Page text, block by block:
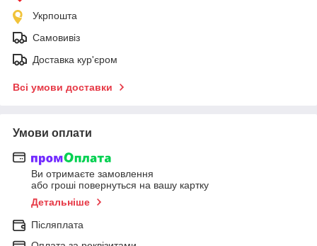
Укрпошта
Самовивіз
Доставка кур'єром
Всі умови доставки
Умови оплати
Ви отримаєте замовлення
або гроші повернуться на вашу картку
Детальніше
Післяплата